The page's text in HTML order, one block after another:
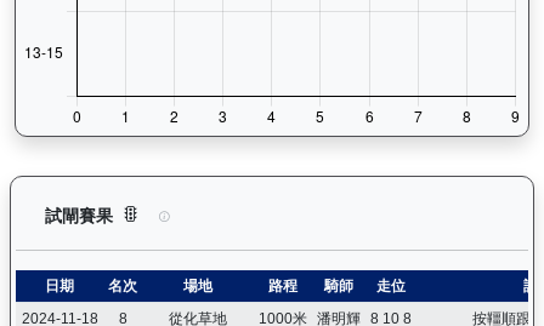
試閘賽果 快樂奇兵（H297）— 試閘賽果紀錄：查看馬匹
日期 名次 場地 路程 騎師 走位
詳
2024-11-18
8 從化草地 1000米 潘明輝 8 10 8
按韁順跟